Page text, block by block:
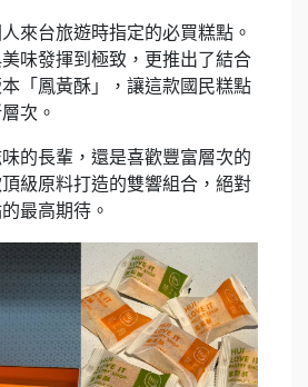
來台旅遊時指定的必買糕點。
味發揮到極致，更推出了結合
「鳳黃酥」，讓這款國民糕點
次。
的長輩，還是喜歡豐富層次的
級原料打造的雙響組合，絕對
最高期待。